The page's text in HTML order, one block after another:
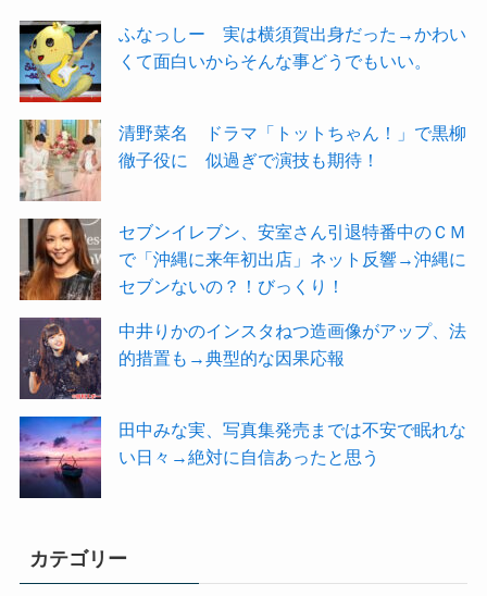
ふなっしー 実は横須賀出身だった→かわい
くて面白いからそんな事どうでもいい。
清野菜名 ドラマ「トットちゃん！」で黒柳
徹子役に 似過ぎで演技も期待！
セブンイレブン、安室さん引退特番中のＣＭ
で「沖縄に来年初出店」ネット反響→沖縄に
セブンないの？！びっくり！
中井りかのインスタねつ造画像がアップ、法
的措置も→典型的な因果応報
田中みな実、写真集発売までは不安で眠れな
い日々→絶対に自信あったと思う
カテゴリー